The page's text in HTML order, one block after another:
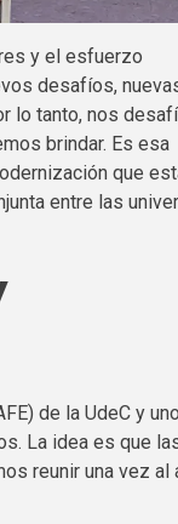
y el esfuerzo
desafíos,
lo tanto, nos
brindar. Es esa
que
entre las
) de la UdeC y
La idea es que
reunir una vez al